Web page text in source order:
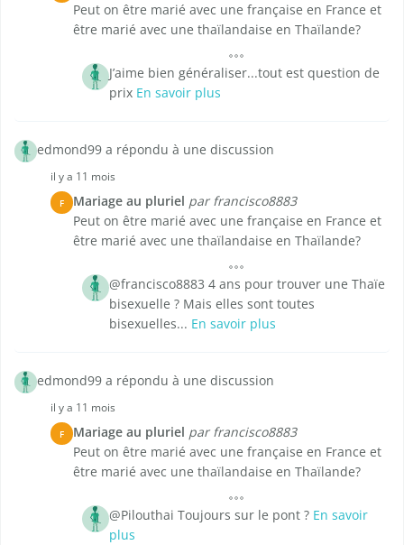
Peut on être marié avec une française en France et
être marié avec une thaïlandaise en Thaïlande?
J’aime bien généraliser...tout est question de
prix En savoir plus
edmond99 a répondu à une discussion
il y a 11 mois
F Mariage au pluriel par francisco8883
Peut on être marié avec une française en France et
être marié avec une thaïlandaise en Thaïlande?
@francisco8883 4 ans pour trouver une Thaïe
bisexuelle ? Mais elles sont toutes
bisexuelles... En savoir plus
edmond99 a répondu à une discussion
il y a 11 mois
F Mariage au pluriel par francisco8883
Peut on être marié avec une française en France et
être marié avec une thaïlandaise en Thaïlande?
@Pilouthai Toujours sur le pont ? En savoir
plus